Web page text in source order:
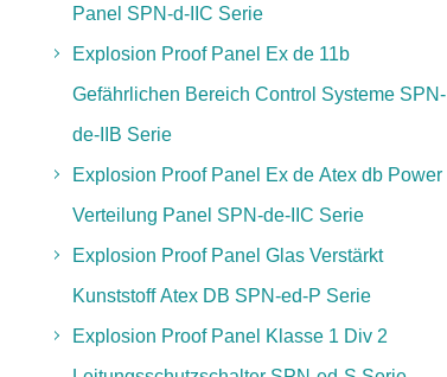
Panel SPN-d-IIC Serie
Explosion Proof Panel Ex de 11b
Gefährlichen Bereich Control Systeme SPN-
de-IIB Serie
Explosion Proof Panel Ex de Atex db Power
Verteilung Panel SPN-de-IIC Serie
Explosion Proof Panel Glas Verstärkt
Kunststoff Atex DB SPN-ed-P Serie
Explosion Proof Panel Klasse 1 Div 2